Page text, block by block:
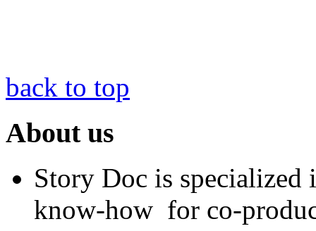
back to top
About us
Story Doc is
know-how for co-